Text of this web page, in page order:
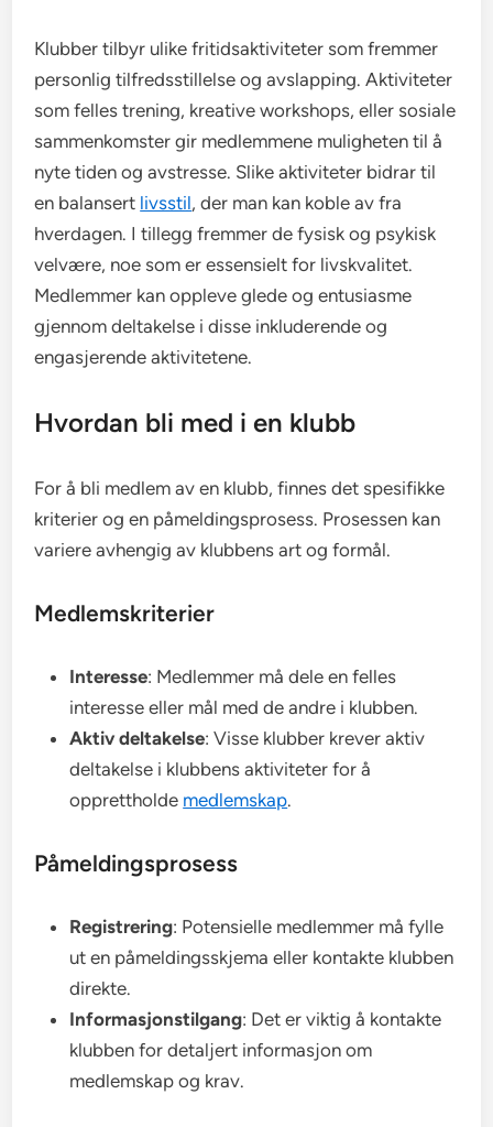
Klubber tilbyr ulike fritidsaktiviteter som fremmer
personlig tilfredsstillelse og avslapping. Aktiviteter
som felles trening, kreative workshops, eller sosiale
sammenkomster gir medlemmene muligheten til å
nyte tiden og avstresse. Slike aktiviteter bidrar til
en balansert livsstil, der man kan koble av fra
hverdagen. I tillegg fremmer de fysisk og psykisk
velvære, noe som er essensielt for livskvalitet.
Medlemmer kan oppleve glede og entusiasme
gjennom deltakelse i disse inkluderende og
engasjerende aktivitetene.
Hvordan bli med i en klubb
For å bli medlem av en klubb, finnes det spesifikke
kriterier og en påmeldingsprosess. Prosessen kan
variere avhengig av klubbens art og formål.
Medlemskriterier
Interesse: Medlemmer må dele en felles
interesse eller mål med de andre i klubben.
Aktiv deltakelse: Visse klubber krever aktiv
deltakelse i klubbens aktiviteter for å
opprettholde medlemskap.
Påmeldingsprosess
Registrering: Potensielle medlemmer må fylle
ut en påmeldingsskjema eller kontakte klubben
direkte.
Informasjonstilgang: Det er viktig å kontakte
klubben for detaljert informasjon om
medlemskap og krav.